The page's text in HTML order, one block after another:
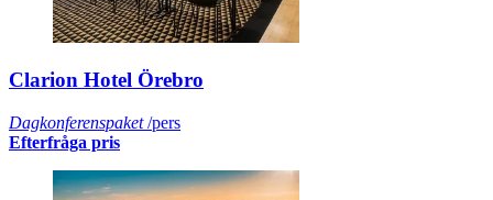
Clarion Hotel Örebro
Dagkonferenspaket/pers
Efterfråga pris